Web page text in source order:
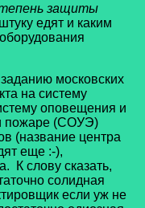
защиты
едят и каким
московских
на систему
оповещения и
пожаре (СОУЭ)
(название центра
еще :-),
К слову сказать,
солидная
если уж не